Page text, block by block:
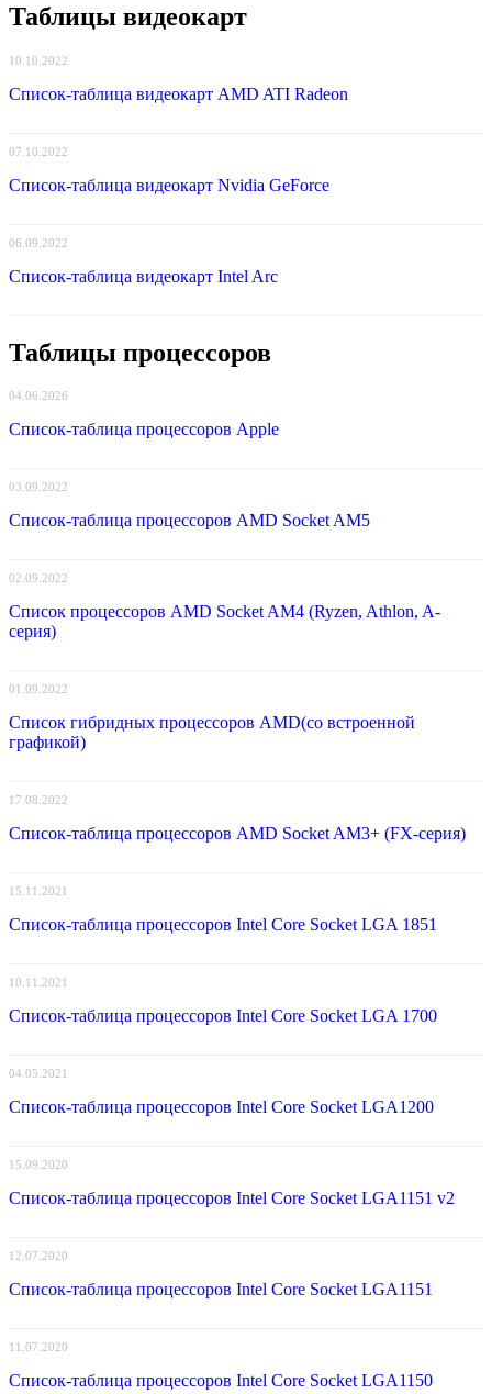
Таблицы видеокарт
10.10.2022
Список-таблица видеокарт AMD ATI Radeon
07.10.2022
Список-таблица видеокарт Nvidia GeForce
06.09.2022
Список-таблица видеокарт Intel Arc
Таблицы процессоров
04.06.2026
Список-таблица процессоров Apple
03.09.2022
Список-таблица процессоров AMD Socket AM5
02.09.2022
Список процессоров AMD Socket AM4 (Ryzen, Athlon, A-
серия)
01.09.2022
Список гибридных процессоров AMD(со встроенной
графикой)
17.08.2022
Список-таблица процессоров AMD Socket AM3+ (FX-серия)
15.11.2021
Список-таблица процессоров Intel Core Socket LGA 1851
10.11.2021
Список-таблица процессоров Intel Core Socket LGA 1700
04.05.2021
Список-таблица процессоров Intel Core Socket LGA1200
15.09.2020
Список-таблица процессоров Intel Core Socket LGA1151 v2
12.07.2020
Список-таблица процессоров Intel Core Socket LGA1151
11.07.2020
Список-таблица процессоров Intel Core Socket LGA1150